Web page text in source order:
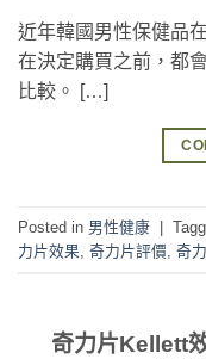
近年韓國男性保健品
在決定購買之前，都
比較。 […]
Posted in 男性健康
力片效果 奇力片評價 奇
奇力片Kellett